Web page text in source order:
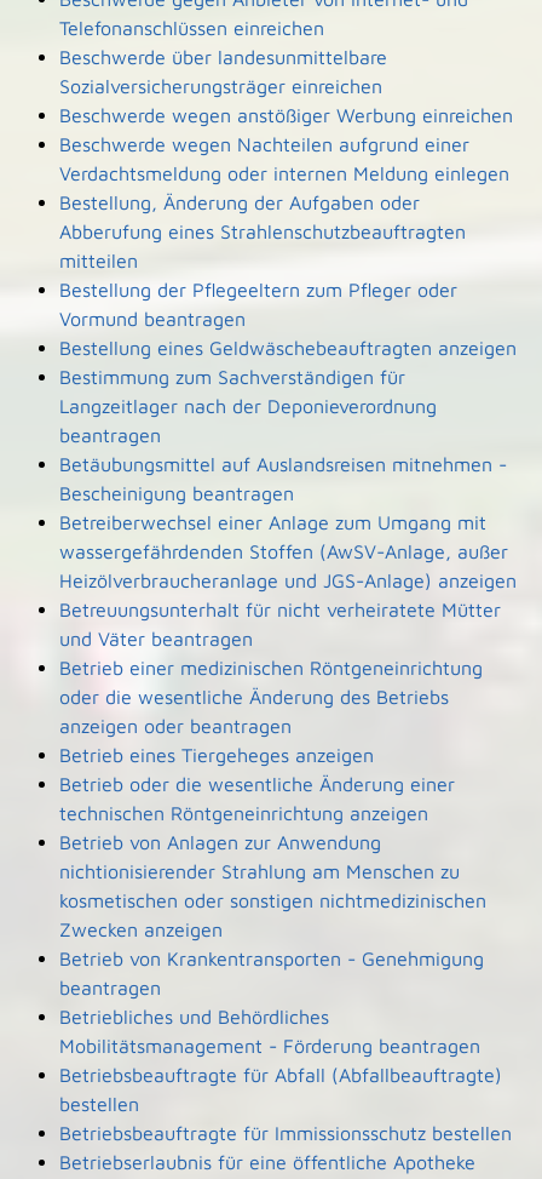
Telefonanschlüssen einreichen
Beschwerde über landesunmittelbare
Sozialversicherungsträger einreichen
Beschwerde wegen anstößiger Werbung einreichen
Beschwerde wegen Nachteilen aufgrund einer
Verdachtsmeldung oder internen Meldung einlegen
Bestellung, Änderung der Aufgaben oder
Abberufung eines Strahlenschutzbeauftragten
mitteilen
Bestellung der Pflegeeltern zum Pfleger oder
Vormund beantragen
Bestellung eines Geldwäschebeauftragten anzeigen
Bestimmung zum Sachverständigen für
Langzeitlager nach der Deponieverordnung
beantragen
Betäubungsmittel auf Auslandsreisen mitnehmen -
Bescheinigung beantragen
Betreiberwechsel einer Anlage zum Umgang mit
wassergefährdenden Stoffen (AwSV-Anlage, außer
Heizölverbraucheranlage und JGS-Anlage) anzeigen
Betreuungsunterhalt für nicht verheiratete Mütter
und Väter beantragen
Betrieb einer medizinischen Röntgeneinrichtung
oder die wesentliche Änderung des Betriebs
anzeigen oder beantragen
Betrieb eines Tiergeheges anzeigen
Betrieb oder die wesentliche Änderung einer
technischen Röntgeneinrichtung anzeigen
Betrieb von Anlagen zur Anwendung
nichtionisierender Strahlung am Menschen zu
kosmetischen oder sonstigen nichtmedizinischen
Zwecken anzeigen
Betrieb von Krankentransporten - Genehmigung
beantragen
Betriebliches und Behördliches
Mobilitätsmanagement - Förderung beantragen
Betriebsbeauftragte für Abfall (Abfallbeauftragte)
bestellen
Betriebsbeauftragte für Immissionsschutz bestellen
Betriebserlaubnis für eine öffentliche Apotheke